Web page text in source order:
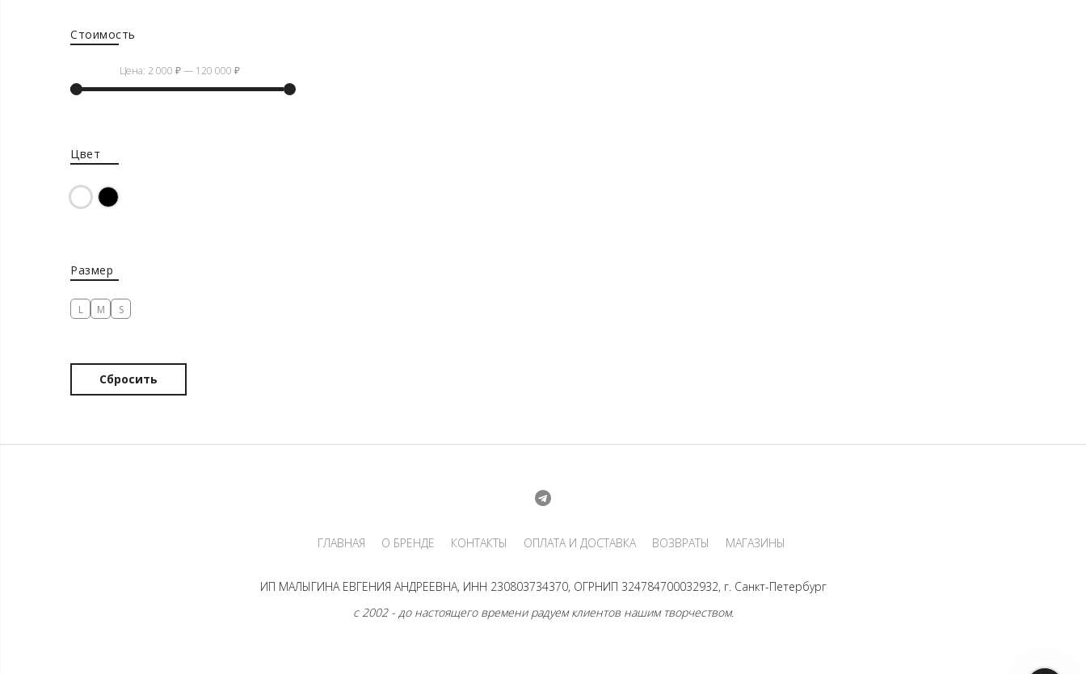
Стоимость
Цена:2 000 ₽— 120 000 ₽
Цвет
БелыйЧерный
Размер
L M S
Сбросить
ГЛАВНАЯ О БРЕНДЕ КОНТАКТЫ ОПЛАТА И ДОСТАВКА ВОЗВРАТЫ МАГАЗИНЫ
ИП МАЛЫГИНА ЕВГЕНИЯ АНДРЕЕВНА, ИНН 230803734370, ОГРНИП 324784700032932, г. Санкт-Петербург
с 2002 - до настоящего времени радуем клиентов нашим творчеством.